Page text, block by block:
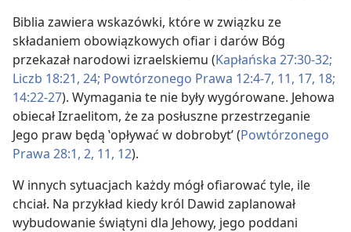
Biblia zawiera wskazówki, które w związku ze
składaniem obowiązkowych ofiar i darów Bóg
przekazał narodowi izraelskiemu (Kapłańska 27:30-32;
Liczb 18:21, 24; Powtórzonego Prawa 12:4-7, 11, 17, 18;
14:22-27). Wymagania te nie były wygórowane. Jehowa
obiecał Izraelitom, że za posłuszne przestrzeganie
Jego praw będą ‛opływać w dobrobyt’ (Powtórzonego
Prawa 28:1, 2, 11, 12).
W innych sytuacjach każdy mógł ofiarować tyle, ile
chciał. Na przykład kiedy król Dawid zaplanował
wybudowanie świątyni dla Jehowy, jego poddani